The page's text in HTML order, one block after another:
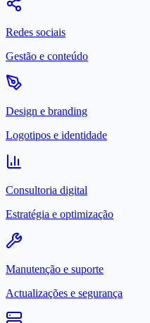
Redes sociais
Gestão e conteúdo
Design e branding
Logotipos e identidade
Consultoria digital
Estratégia e optimização
Manutenção e suporte
Actualizações e segurança